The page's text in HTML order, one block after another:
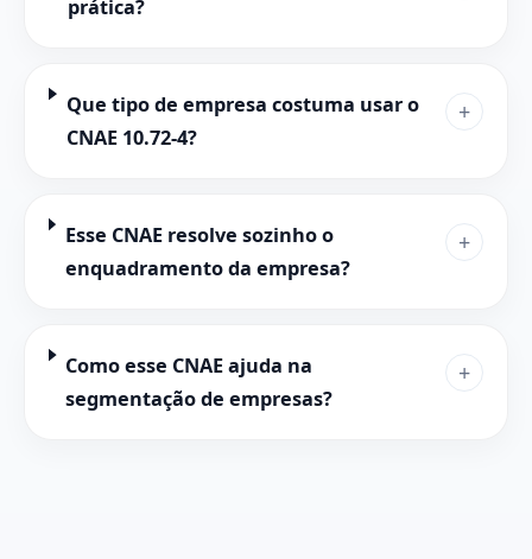
prática?
Que tipo de empresa costuma usar o
CNAE 10.72-4?
+
Esse CNAE resolve sozinho o
enquadramento da empresa?
+
Como esse CNAE ajuda na
segmentação de empresas?
+